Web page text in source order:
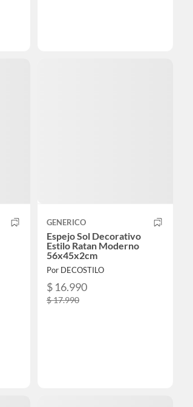
GENERICO
Espejo Sol Decorativo
Estilo Ratan Moderno
56x45x2cm
Por DECOSTILO
$ 16.990
$ 17.990